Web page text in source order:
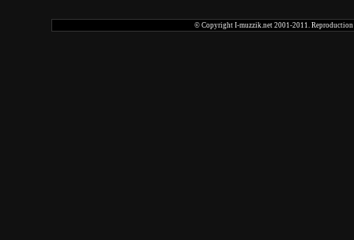
© Copyright I-muzzik.net 2001-2011. Reproduction